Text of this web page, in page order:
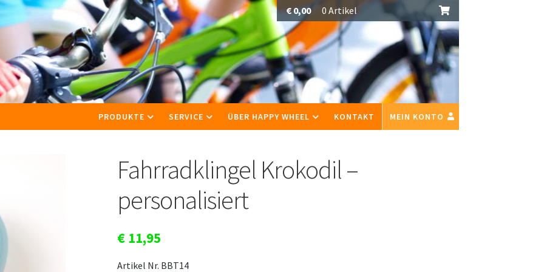
€0,00 0 Artikel
PRODUKTE SERVICE ÜBER HAPPY WHEEL KONTAKT MEIN KONTO
Fahrradklingel Krokodil –
personalisiert
€11,95
Artikel Nr. BBT14